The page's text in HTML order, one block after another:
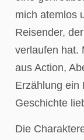
mich atemlos
Reisender,
verlaufen hat.
aus Action,
Erzählung ein
Geschichte
Die